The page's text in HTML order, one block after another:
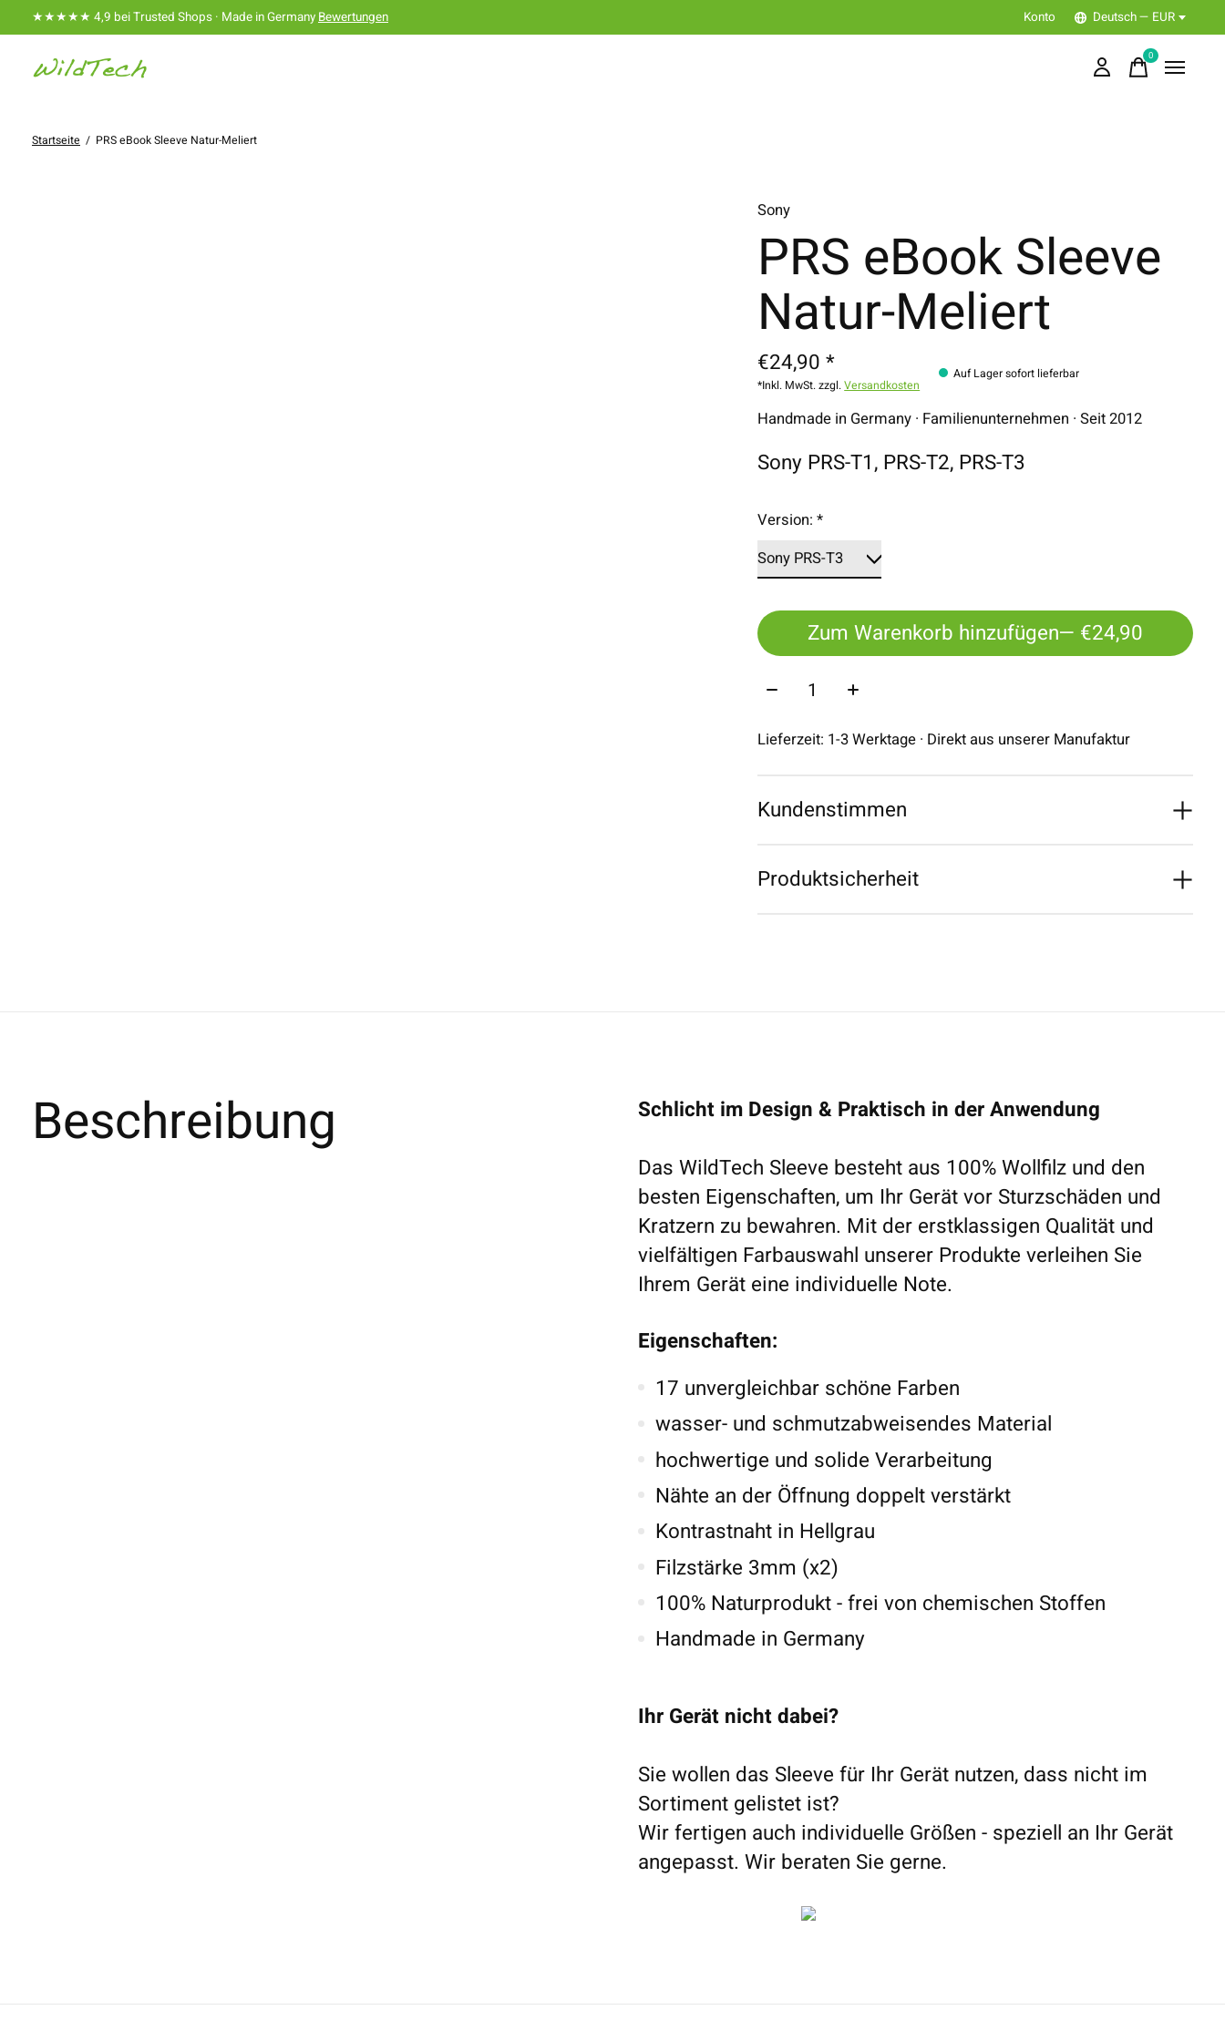
★★★★★ 4,9 bei Trusted Shops · Made in GermanyBewertungen Konto Deutsch — EUR
0items
Startseite / PRS eBook Sleeve Natur-Meliert
Sony
PRS eBook Sleeve
Natur-Meliert
€24,90 *
*Inkl. MwSt. zzgl.Versandkosten
Auf Lager sofort lieferbar
Handmade in Germany · Familienunternehmen · Seit 2012
Sony PRS-T1, PRS-T2, PRS-T3
Version:*
Zum Warenkorb hinzufügen
— €24,90
Menge:
Lieferzeit: 1-3 Werktage · Direkt aus unserer Manufaktur
Kundenstimmen
Produktsicherheit
Beschreibung
Schlicht im Design & Praktisch in der Anwendung
Das WildTech Sleeve besteht aus 100% Wollfilz und den
besten Eigenschaften, um Ihr Gerät vor Sturzschäden und
Kratzern zu bewahren. Mit der erstklassigen Qualität und
vielfältigen Farbauswahl unserer Produkte verleihen Sie
Ihrem Gerät eine individuelle Note.
Eigenschaften:
17 unvergleichbar schöne Farben
wasser- und schmutzabweisendes Material
hochwertige und solide Verarbeitung
Nähte an der Öffnung doppelt verstärkt
Kontrastnaht in Hellgrau
Filzstärke 3mm (x2)
100% Naturprodukt - frei von chemischen Stoffen
Handmade in Germany
Ihr Gerät nicht dabei?
Sie wollen das Sleeve für Ihr Gerät nutzen, dass nicht im
Sortiment gelistet ist?
Wir fertigen auch individuelle Größen - speziell an Ihr Gerät
angepasst. Wir beraten Sie gerne.